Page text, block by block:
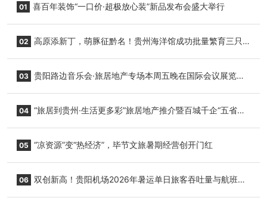
01 喜百年装饰“一口价·超极放心装”新品发布会盛大举行
02 高原添新丁，萌豚征黔名！贵州海洋馆成功批量繁育三只
03 贵阳路边音乐会·旅居地产专场本周五晚在国际会议展览中
04 “旅居到贵州·生活更多彩”旅居地产推介暨百城千企“五省
05 “凉资源”变“热经济”，毕节文旅暑期经营创开门红
06 双创新高！贵阳机场2026年暑运单日旅客吞吐量与航班起